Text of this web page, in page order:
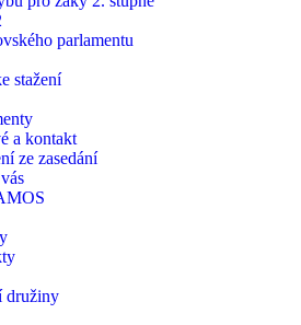
parlamentu
stažení
a kontakt
ze zasedání
družiny